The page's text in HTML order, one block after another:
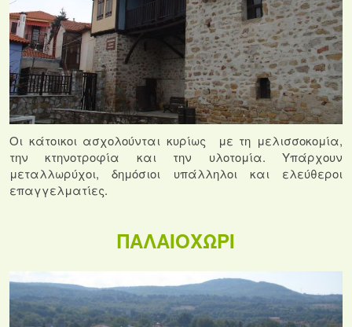
Οι κάτοικοι ασχολούνται κυρίως
με τη μελισσοκομία,
την κτηνοτροφία και την υλοτομία. Υπάρχουν
μεταλλωρύχοι, δημόσιοι υπάλληλοι και ελεύθεροι
επαγγελματίες.
ΠΑΛΑΙΟΧΩΡΙ